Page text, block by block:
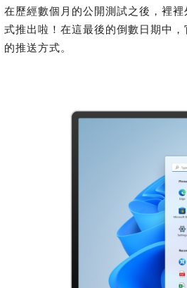
在歷經數個月的公開測試之後，裡
式推出啦！在這最後的倒數日期中
的推送方式。